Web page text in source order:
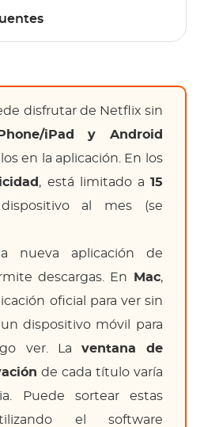
disfrutar de Netflix sin
iPad y Android
en la aplicación. En los
, está limitado a 15
al mes (se
nueva aplicación de
descargas. En
Mac,
oficial para ver sin
dispositivo móvil para
ver. La ventana de
de cada título varía
Puede sortear estas
el software